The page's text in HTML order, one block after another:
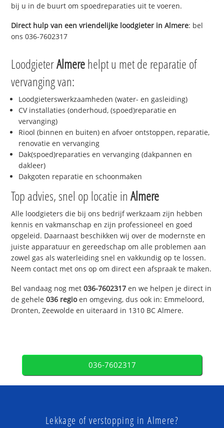
bij u in de buurt om spoedreparaties uit te voeren.
Direct hulp van een vriendelijke loodgieter inAlmere: bel
ons 036-7602317
LoodgieterAlmerehelpt u met de reparatie of
vervanging van:
Loodgieterswerkzaamheden (water- en gasleiding)
CV installaties (onderhoud, (spoed)reparatie en
vervanging)
Riool (binnen en buiten) en afvoer ontstoppen, reparatie,
renovatie en vervanging
Dak(spoed)reparaties en vervanging (dakpannen en
dakleer)
Dakgoten reparatie en schoonmaken
Top advies, snel op locatie inAlmere
Alle loodgieters die bij ons bedrijf werkzaam zijn hebben
kennis en vakmanschap en zijn professioneel en goed
opgeleid. Daarnaast beschikken wij over de modernste en
juiste apparatuur en gereedschap om alle problemen aan
zowel gas als waterleiding snel en vakkundig op te lossen.
Neem contact met ons op om direct een afspraak te maken.
Bel vandaag nog met036-7602317 en we helpen je direct in
de gehele036 regioen omgeving, dus ook in: Emmeloord,
Dronten, Zeewolde en uiteraard in 1310 BC Almere.
036-7602317
Lekkage of verstopping in Almere?